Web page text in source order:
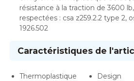
résistance à la traction de 3600
respectées : csa z259.2.2 type 2,
1926.502
Caractéristiques de
Thermoplastique
Design